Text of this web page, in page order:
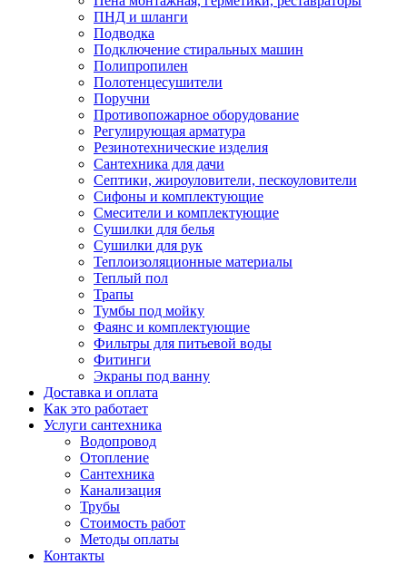
ПНД и шланги
Подводка
Подключение стиральных машин
Полипропилен
Полотенцесушители
Поручни
Противопожарное оборудование
Регулирующая арматура
Резинотехнические изделия
Сантехника для дачи
Септики, жироуловители, пескоуловители
Сифоны и комплектующие
Смесители и комплектующие
Сушилки для белья
Сушилки для рук
Теплоизоляционные материалы
Теплый пол
Трапы
Тумбы под мойку
Фаянс и комплектующие
Фильтры для питьевой воды
Фитинги
Экраны под ванну
Доставка и оплата
Как это работает
Услуги сантехника
Водопровод
Отопление
Сантехника
Канализация
Трубы
Стоимость работ
Методы оплаты
Контакты